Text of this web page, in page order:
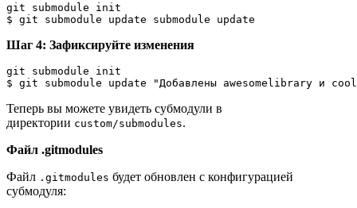
git submodule init
$ git submodule update submodule update
Шаг 4: Зафиксируйте изменения
git submodule init
$ git submodule update "Добавлены awesomelibrary и
Теперь вы можете увидеть субмодули в
директории custom/submodules.
Файл .gitmodules
Файл .gitmodules будет обновлен с конфигурацией
субмодуля: